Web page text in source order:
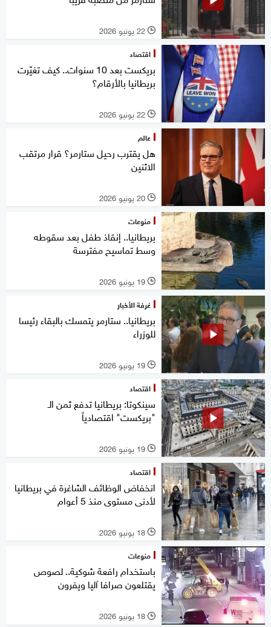
l 22 يونيو 2026
اقتصاد
بريكست بعد 10 سنوات.. كيف تغيّرت
بريطانيا بالأرقام؟
l 22 يونيو 2026
عالم
هل يقترب رحيل ستارمر؟ قرار مرتقب
الاثنين
l 20 يونيو 2026
منوعات
بريطانيا.. إنقاذ طفل بعد سقوطه
وسط تماسيح مفترسة
l 19 يونيو 2026
غرفة الأخبار
بريطانيا.. ستارمر يتمسك بالبقاء رئيسا
للوزراء
l 19 يونيو 2026
اقتصاد
سينكوتا: بريطانيا تدفع ثمن الـ
"بريكست" اقتصادياً
l 19 يونيو 2026
اقتصاد
انخفاض الوظائف الشاغرة في بريطانيا
لأدنى مستوى منذ 5 أعوام
l 18 يونيو 2026
منوعات
باستخدام رافعة شوكية.. لصوص
يقتلعون صرافا آليا ويفرون
l 18 يونيو 2026